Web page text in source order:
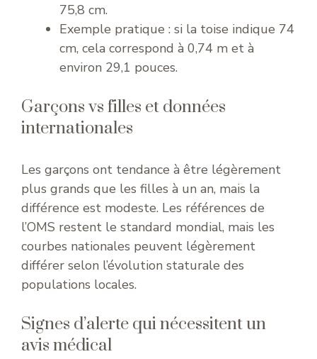
75,8 cm.
Exemple pratique : si la toise indique 74
cm, cela correspond à 0,74 m et à
environ 29,1 pouces.
Garçons vs filles et données
internationales
Les garçons ont tendance à être légèrement
plus grands que les filles à un an, mais la
différence est modeste. Les références de
l’OMS restent le standard mondial, mais les
courbes nationales peuvent légèrement
différer selon l’évolution staturale des
populations locales.
Signes d’alerte qui nécessitent un
avis médical